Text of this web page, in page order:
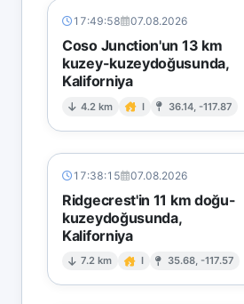
17:49:58 07.08.2026
Coso Junction'un 13 km
kuzey-kuzeydoğusunda,
Kaliforniya
4.2 km I 36.14, -117.87
17:38:15 07.08.2026
Ridgecrest'in 11 km doğu-
kuzeydoğusunda,
Kaliforniya
7.2 km I 35.68, -117.57